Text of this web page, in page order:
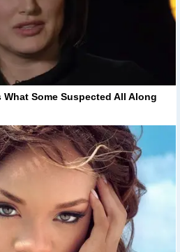
Some Suspected All Along